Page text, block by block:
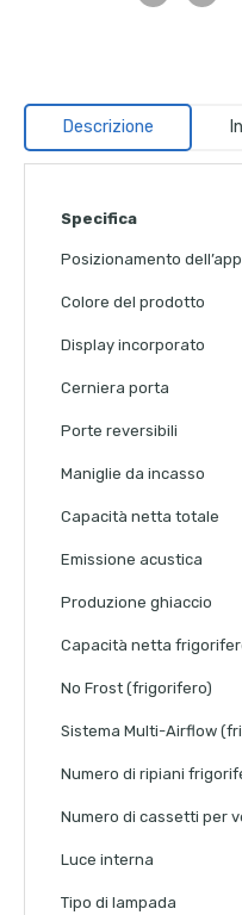
Descrizione
Specifica
Posizionamento
Colore del prodotto
Display incorporato
Cerniera porta
Porte reversibili
Maniglie da incasso
Capacità netta totale
Emissione acustica
Produzione ghiaccio
Capacità netta
No Frost (frigorifero)
Sistema Multi-Airflow
Numero di ripiani
Numero di cassetti per
Luce interna
Tipo di lampada